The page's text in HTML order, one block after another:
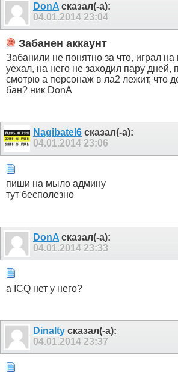
DonA сказал(-а):
04.01.2014 23:04
Забанен аккаунт
Забанили не понятно за что, играл
уехал, на него не заходил пару дней,
смотрю а персонаж в ла2 лежит, что
бан? ник DonA
Nagibatel6 сказал(-а):
04.01.2014 23:06
пиши на мыло админу
тут бесполезно
DonA сказал(-а):
04.01.2014 23:33
а ICQ нет у него?
Dinalty сказал(-а):
04.01.2014 23:37